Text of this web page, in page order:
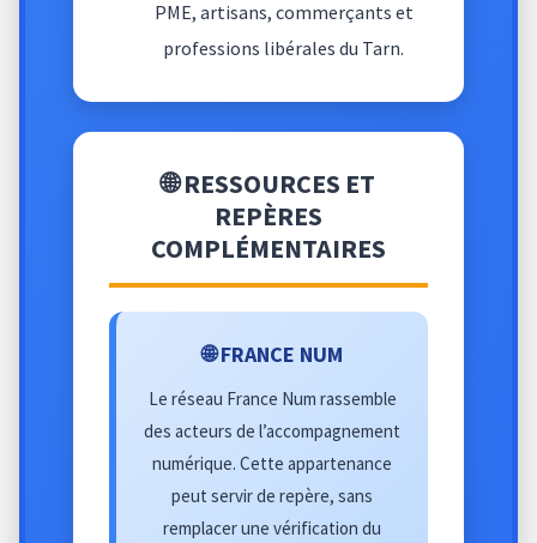
PME, artisans, commerçants et
professions libérales du Tarn.
🌐 RESSOURCES ET
REPÈRES
COMPLÉMENTAIRES
🌐 FRANCE NUM
Le réseau France Num rassemble
des acteurs de l’accompagnement
numérique. Cette appartenance
peut servir de repère, sans
remplacer une vérification du